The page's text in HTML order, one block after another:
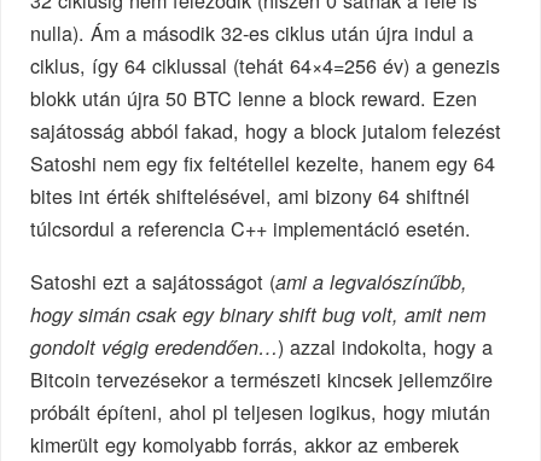
nulla). Ám a második 32-es ciklus után újra indul a
ciklus, így 64 ciklussal (tehát 64×4=256 év) a genezis
blokk után újra 50 BTC lenne a block reward. Ezen
sajátosság abból fakad, hogy a block jutalom felezést
Satoshi nem egy fix feltétellel kezelte, hanem egy 64
bites int érték shiftelésével, ami bizony 64 shiftnél
túlcsordul a referencia C++ implementáció esetén.
Satoshi ezt a sajátosságot (ami a legvalószínűbb,
hogy simán csak egy binary shift bug volt, amit nem
gondolt végig eredendően…) azzal indokolta, hogy a
Bitcoin tervezésekor a természeti kincsek jellemzőire
próbált építeni, ahol pl teljesen logikus, hogy miután
kimerült egy komolyabb forrás, akkor az emberek